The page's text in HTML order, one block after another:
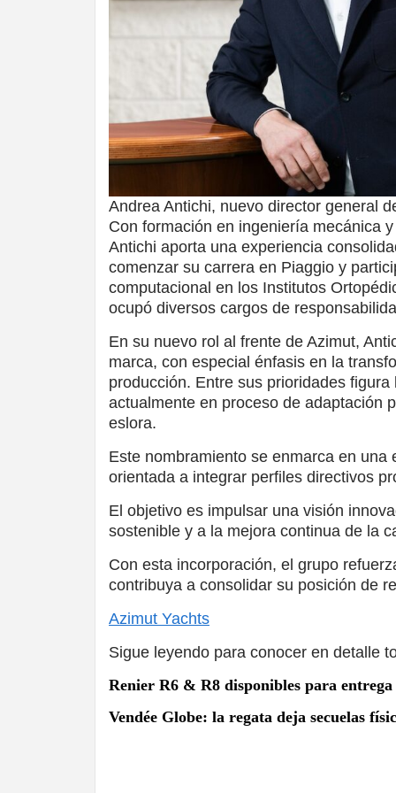
Andrea Antichi, nuevo director general
Con formación en ingeniería mecánica
Antichi aporta una experiencia
comenzar su carrera en Piaggio y
computacional en los Institutos
ocupó diversos cargos de
En su nuevo rol al frente de Azimut,
marca, con especial énfasis en la
producción. Entre sus prioridades
actualmente en proceso de adaptación
eslora.
Este nombramiento se enmarca en
orientada a integrar perfiles directivos
El objetivo es impulsar una visión
sostenible y a la mejora continua de la
Con esta incorporación, el grupo
contribuya a consolidar su posición de
Azimut Yachts
Sigue leyendo para conocer en detalle
Renier R6 & R8 disponibles para
Vendée Globe: la regata deja secuelas